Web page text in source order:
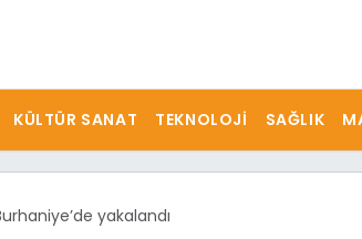
KÜLTÜR SANAT TEKNOLOJI SAĞLIK
yakalandı